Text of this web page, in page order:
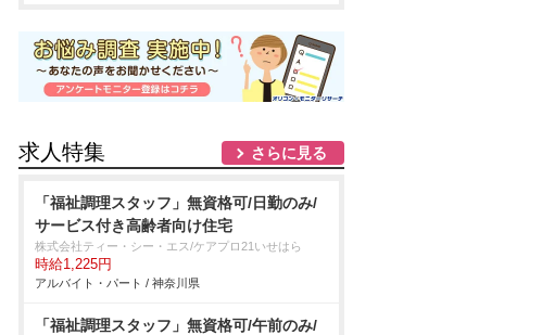
求人特集 さらに見る
「福祉調理スタッフ」無資格可/日勤のみ/
サービス付き高齢者向け住宅
株式会社ティー・シー・エス/ケアプロ21いせはら
時給1,225円
アルバイト・パート / 神奈川県
「福祉調理スタッフ」無資格可/午前のみ/